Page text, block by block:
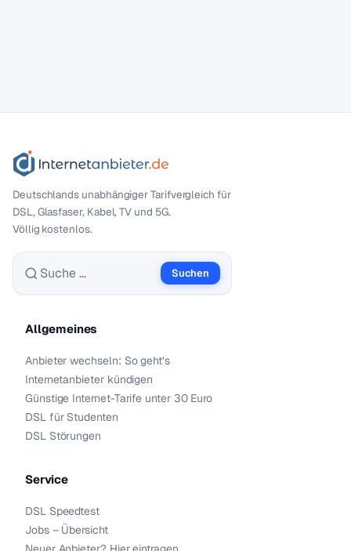
Deutschlands unabhängiger Tarif­vergleich für
DSL, Glasfaser, Kabel, TV und 5G.
Völlig kostenlos.
Suche nach:
Suchen
Allgemeines
Anbieter wechseln: So geht’s
Internetanbieter kündigen
Günstige Internet-Tarife unter 30 Euro
DSL für Studenten
DSL Störungen
Service
DSL Speedtest
Jobs – Übersicht